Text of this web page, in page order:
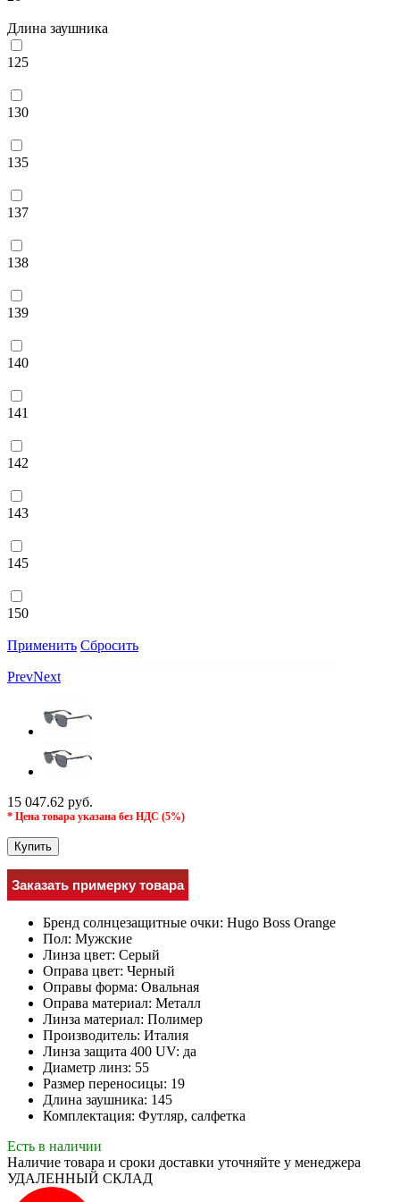
Длина заушника
125
130
135
137
138
139
140
141
142
143
145
150
Применить Сбросить
PrevNext
15 047.62 руб.
* Цена товара указана без НДС (5%)
Купить
Заказать примерку товара
Бренд солнцезащитные очки: Hugo Boss Orange
Пол: Мужcкие
Линза цвет: Серый
Оправа цвет: Черный
Оправы форма: Овальная
Оправа материал: Металл
Линза материал: Полимер
Производитель: Италия
Линза защита 400 UV: да
Диаметр линз: 55
Размер переносицы: 19
Длина заушника: 145
Комплектация: Футляр, салфетка
Есть в наличии
Наличие товара и сроки доставки уточняйте у менеджера
УДАЛЕННЫЙ СКЛАД